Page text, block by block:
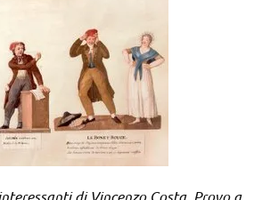
di Vincenzo Costa. Provo a